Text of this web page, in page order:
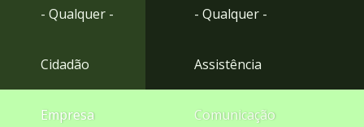
- Qualquer -
Cidadão
Empresa
- Qualquer -
Assistência
Comunicação